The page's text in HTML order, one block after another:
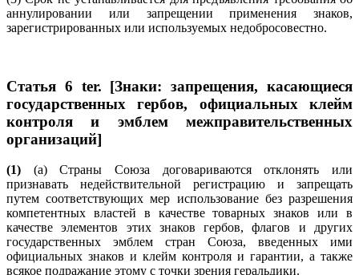
аннулировании или запрещении применения знаков,
зарегистрированных или используемых недобросовестно.
Статья 6 ter. [Знаки: запрещения, касающиеся
государственных гербов, официальных клейм
контроля и эмблем межправительственных
организаций]
(1) (a) Страны Союза договариваются отклонять или
признавать недействительной регистрацию и запрещать
путем соответствующих мер использование без разрешения
компетентных властей в качестве товарных знаков или в
качестве элементов этих знаков гербов, флагов и других
государственных эмблем стран Союза, введенных ими
официальных знаков и клейм контроля и гарантии, а также
всякое подражание этому с точки зрения геральдики.